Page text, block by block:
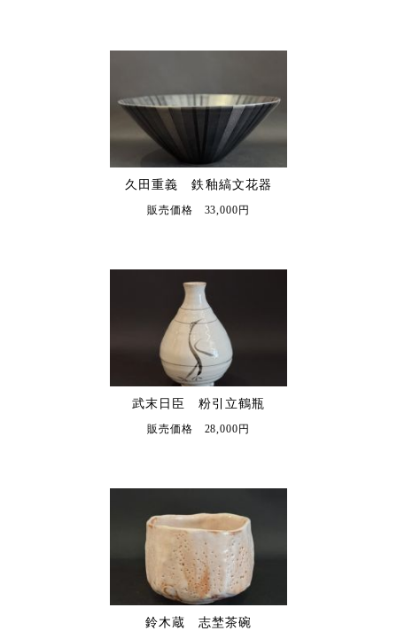
久田重義 鉄釉縞文花器
販売価格 33,000円
武末日臣 粉引立鶴瓶
販売価格 28,000円
鈴木蔵 志埜茶碗